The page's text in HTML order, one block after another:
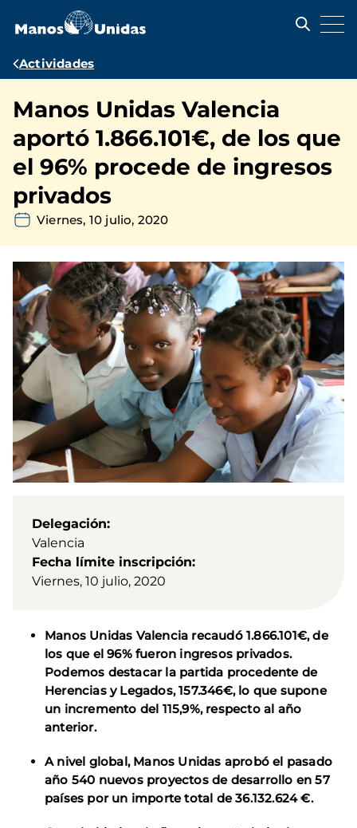
contenido
Ruta
navegación
Actividades
Manos Unidas Valencia
aportó 1.866.101€, de los que
el 96% procede de ingresos
privados
Viernes, 10 julio, 2020
Delegación
Valencia
Fecha límite inscripción
Viernes, 10 julio, 2020
Manos Unidas Valencia recaudó 1.866.101€, de
los que el 96% fueron ingresos privados.
Podemos destacar la partida procedente de
Herencias y Legados, 157.346€, lo que supone
un incremento del 115,9%, respecto al año
anterior.
A nivel global, Manos Unidas aprobó el pasado
año 540 nuevos proyectos de desarrollo en 57
países por un importe total de 36.132.624 €.